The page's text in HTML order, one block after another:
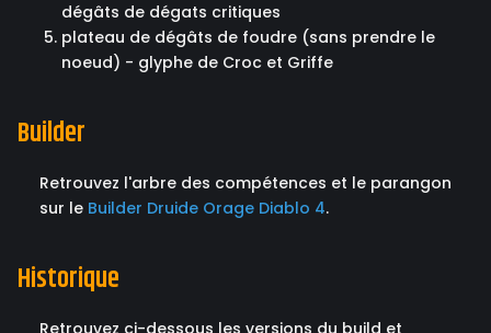
dégâts de dégats critiques
plateau de dégâts de foudre (sans prendre le
noeud) - glyphe de Croc et Griffe
Builder
Retrouvez l'arbre des compétences et le parangon
sur le Builder Druide Orage Diablo 4.
Historique
Retrouvez ci-dessous les versions du build et